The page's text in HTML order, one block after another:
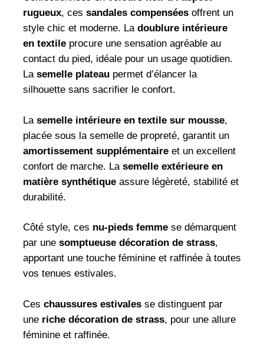
rugueux, ces sandales compensées offrent un
style chic et moderne. La doublure intérieure
en textile procure une sensation agréable au
contact du pied, idéale pour un usage quotidien.
La semelle plateau permet d’élancer la
silhouette sans sacrifier le confort.
La semelle intérieure en textile sur mousse,
placée sous la semelle de propreté, garantit un
amortissement supplémentaire et un excellent
confort de marche. La semelle extérieure en
matière synthétique assure légèreté, stabilité et
durabilité.
Côté style, ces nu-pieds femme se démarquent
par une somptueuse décoration de strass,
apportant une touche féminine et raffinée à toutes
vos tenues estivales.
Ces chaussures estivales se distinguent par
une riche décoration de strass, pour une allure
féminine et raffinée.